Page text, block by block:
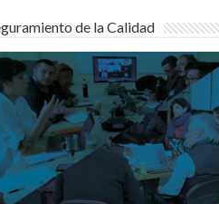
de la Calidad